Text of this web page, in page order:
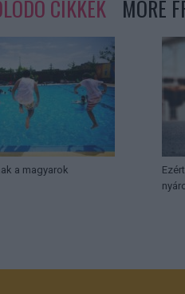
CIKKEK MORE
a magyarok